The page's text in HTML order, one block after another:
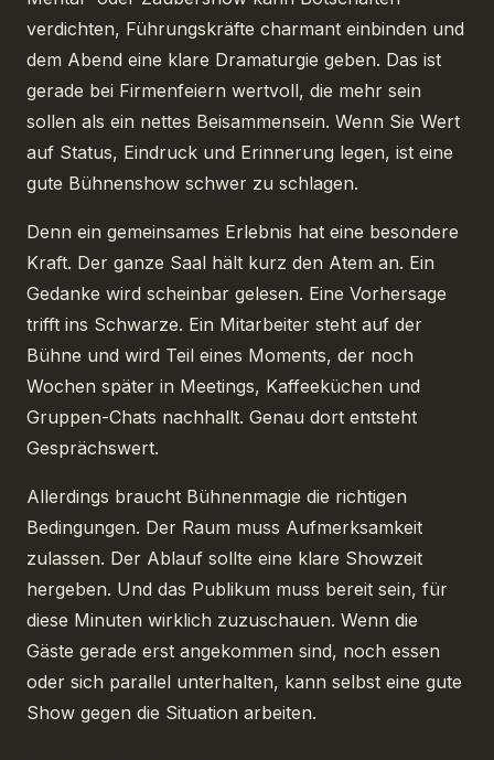
verdichten, Führungskräfte charmant einbinden und
dem Abend eine klare Dramaturgie geben. Das ist
gerade bei Firmenfeiern wertvoll, die mehr sein
sollen als ein nettes Beisammensein. Wenn Sie Wert
auf Status, Eindruck und Erinnerung legen, ist eine
gute Bühnenshow schwer zu schlagen.
Denn ein gemeinsames Erlebnis hat eine besondere
Kraft. Der ganze Saal hält kurz den Atem an. Ein
Gedanke wird scheinbar gelesen. Eine Vorhersage
trifft ins Schwarze. Ein Mitarbeiter steht auf der
Bühne und wird Teil eines Moments, der noch
Wochen später in Meetings, Kaffeeküchen und
Gruppen-Chats nachhallt. Genau dort entsteht
Gesprächswert.
Allerdings braucht Bühnenmagie die richtigen
Bedingungen. Der Raum muss Aufmerksamkeit
zulassen. Der Ablauf sollte eine klare Showzeit
hergeben. Und das Publikum muss bereit sein, für
diese Minuten wirklich zuzuschauen. Wenn die
Gäste gerade erst angekommen sind, noch essen
oder sich parallel unterhalten, kann selbst eine gute
Show gegen die Situation arbeiten.